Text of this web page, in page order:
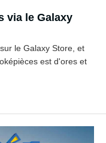
via le Galaxy
le Galaxy Store, et
est d'ores et